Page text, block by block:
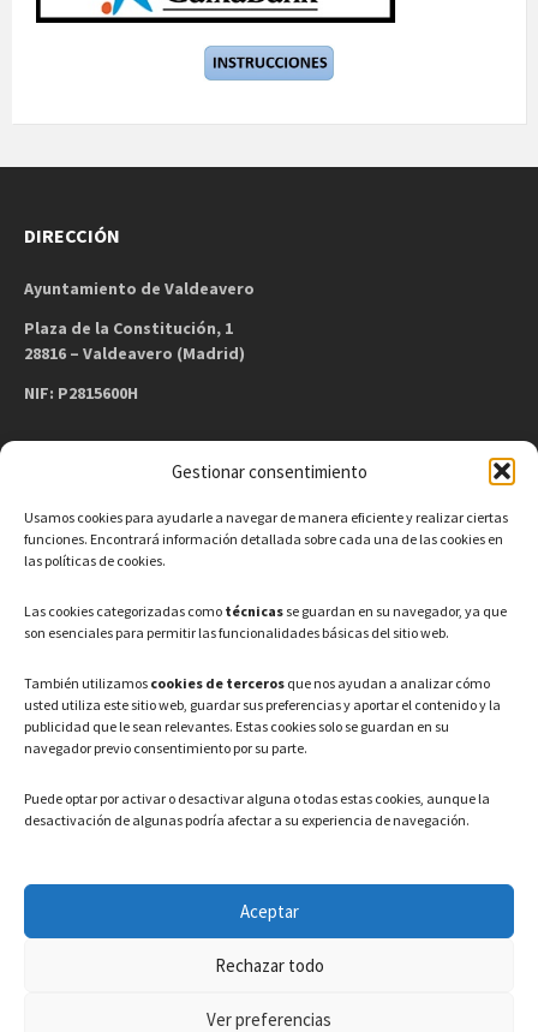
Gestionar consentimiento
Usamos cookies para ayudarle a navegar de manera eficiente y realizar ciertas
funciones. Encontrará información detallada sobre cada una de las cookies en
las políticas de cookies.
Las cookies categorizadas como técnicas se guardan en su navegador, ya que
son esenciales para permitir las funcionalidades básicas del sitio web.
También utilizamos cookies de terceros que nos ayudan a analizar cómo
usted utiliza este sitio web, guardar sus preferencias y aportar el contenido y la
publicidad que le sean relevantes. Estas cookies solo se guardan en su
navegador previo consentimiento por su parte.
Puede optar por activar o desactivar alguna o todas estas cookies, aunque la
desactivación de algunas podría afectar a su experiencia de navegación.
Aceptar
Rechazar todo
Ver preferencias
DIRECCIÓN
Ayuntamiento de Valdeavero
Plaza de la Constitución, 1
28816 – Valdeavero (Madrid)
NIF: P2815600H
Teléfono: 91 886 44 62
Correo Electrónico:
HORARIO
Lunes a Viernes: 08:00h – 15:00h
LEGAL
Política de privacidad–Aviso Legal–Política de cookies
Registro de actividades de Tratamiento